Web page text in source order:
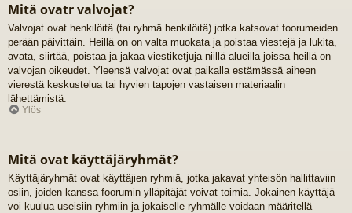
Mitä ovatr valvojat?
Valvojat ovat henkilöitä (tai ryhmä henkilöitä) jotka katsovat foorumeiden
perään päivittäin. Heillä on on valta muokata ja poistaa viestejä ja lukita,
avata, siirtää, poistaa ja jakaa viestiketjuja niillä alueilla joissa heillä on
valvojan oikeudet. Yleensä valvojat ovat paikalla estämässä aiheen
vierestä keskustelua tai hyvien tapojen vastaisen materiaalin
lähettämistä.
Ylös
Mitä ovat käyttäjäryhmät?
Käyttäjäryhmät ovat käyttäjien ryhmiä, jotka jakavat yhteisön hallittaviin
osiin, joiden kanssa foorumin ylläpitäjät voivat toimia. Jokainen käyttäjä
voi kuulua useisiin ryhmiin ja jokaiselle ryhmälle voidaan määritellä